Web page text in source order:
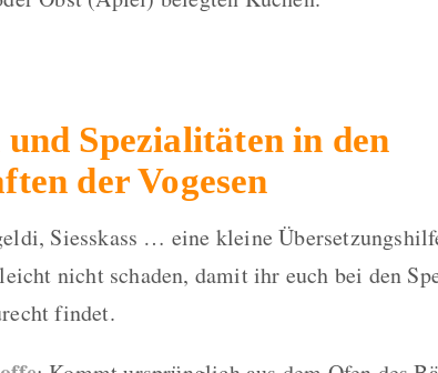
Spezialitäten in den
der Vogesen
Siesskass … eine kleine
nicht schaden, damit ihr euch bei den
findet.